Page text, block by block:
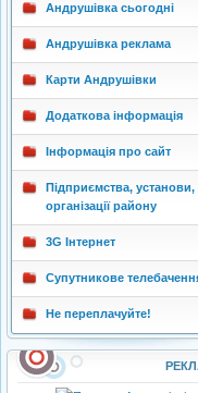
Андрушівка сьогодні
Андрушівка реклама
Карти Андрушівки
Додаткова інформація
Інформація про сайт
Підприємства, установи,
організації району
3G Інтернет
Супутникове
Не переплачуйте!